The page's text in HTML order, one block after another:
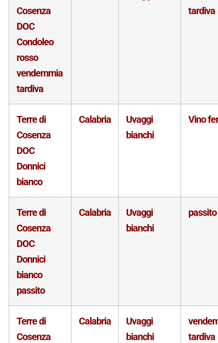
Cosenza
DOC
Condoleo
rosso
vendemmia
tardiva
tardiva
Terre di
Cosenza
DOC
Donnici
bianco
Calabria
Uvaggi
bianchi
Vino
Terre di
Cosenza
DOC
Donnici
bianco
passito
Calabria
Uvaggi
bianchi
passito
Terre di
Cosenza
Calabria
Uvaggi
bianchi
tardiva